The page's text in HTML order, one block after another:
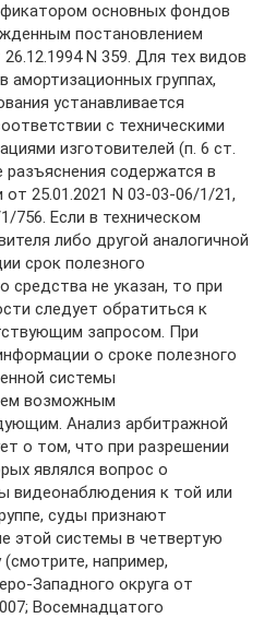
основных фондов
постановлением
N 359. Для тех видов
группах,
устанавливается
с техническими
изготовителей (п. 6 ст.
содержатся в
25.01.2021 N 03-03-06/1/21,
756. Если в техническом
либо другой аналогичной
срок полезного
средства не указан, то при
следует обратиться к
запросом. При
о сроке полезного
системы
возможным
Анализ арбитражной
о том, что при разрешении
являлся вопрос о
видеонаблюдения к той или
суды признают
этой системы в четвертую
например,
Западного округа от
Восемнадцатого